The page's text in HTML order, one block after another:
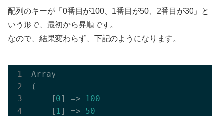
配列のキーが「0番目が100、1番目が50、2番目が30」と
いう形で、最初から昇順です。
なので、結果変わらず、下記のようになります。
Array
(
    [
0] =>
100
    [
1] => 50